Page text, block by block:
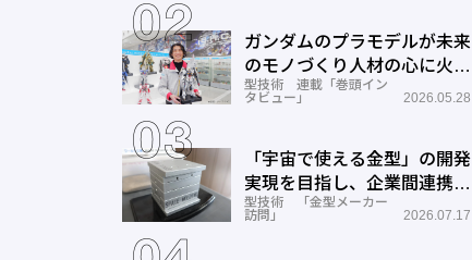
ガンダムのプラモデルが未来
のモノづくり人材の心に火を
つける―BANDAI SPIRITS
型技術 連載「巻頭イン
タビュー」
2026.05.28
「宇宙で使える金型」の開発
実現を目指し、企業間連携を
推進―ワールド工業
型技術 「金型メーカー
訪問」
2026.07.17